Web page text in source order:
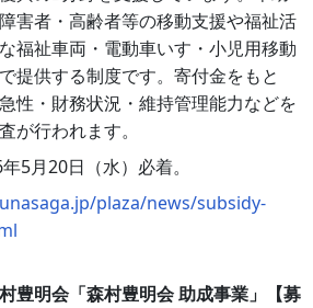
害者・高齢者等の移動支援や福祉活
福祉車両・電動車いす・小児用移動
提供する制度です。寄付金をもと
性・財務状況・維持管理能力などを
が行われます。
5月20日（水）必着。
plaza/news/subsidy-
豊明会「森村豊明会 助成事業」【募